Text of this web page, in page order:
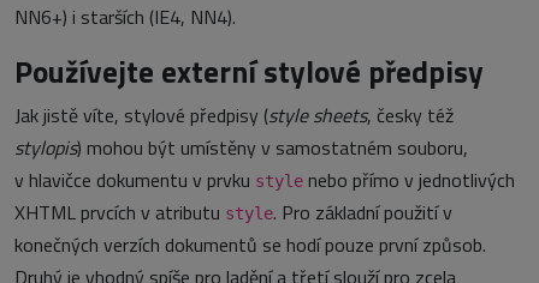
NN6+) i starších (IE4, NN4).
Používejte externí stylové předpisy
Jak jistě víte, stylové předpisy (style sheets, česky též
stylopis) mohou být umístěny v samostatném souboru,
v hlavičce dokumentu v prvku style nebo přímo v jednotlivých
XHTML prvcích v atributu style. Pro základní použití v
konečných verzích dokumentů se hodí pouze první způsob.
Druhý je vhodný spíše pro ladění a třetí slouží pro zcela